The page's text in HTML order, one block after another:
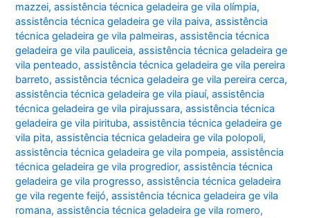
mazzei,assistência técnica geladeira ge vila olímpia,
assistência técnica geladeira ge vila paiva,assistência
técnica geladeira ge vila palmeiras,assistência técnica
geladeira ge vila pauliceia,assistência técnica geladeira ge
vila penteado,assistência técnica geladeira ge vila pereira
barreto,assistência técnica geladeira ge vila pereira cerca,
assistência técnica geladeira ge vila piauí,assistência
técnica geladeira ge vila pirajussara,assistência técnica
geladeira ge vila pirituba,assistência técnica geladeira ge
vila pita,assistência técnica geladeira ge vila polopoli,
assistência técnica geladeira ge vila pompeia,assistência
técnica geladeira ge vila progredior,assistência técnica
geladeira ge vila progresso,assistência técnica geladeira
ge vila regente feijó,assistência técnica geladeira ge vila
romana,assistência técnica geladeira ge vila romero,